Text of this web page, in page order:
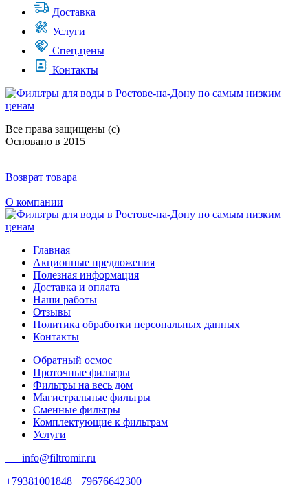
Доставка
Услуги
Спец.цены
Контакты
Все права защищены (с)
Основано в 2015
Возврат товара
О компании
Главная
Акционные предложения
Полезная информация
Доставка и оплата
Наши работы
Отзывы
Политика обработки персональных данных
Контакты
Обратный осмос
Проточные фильтры
Фильтры на весь дом
Магистральные фильтры
Сменные фильтры
Комплектующие к фильтрам
Услуги
info@filtromir.ru
+79381001848 +79676642300